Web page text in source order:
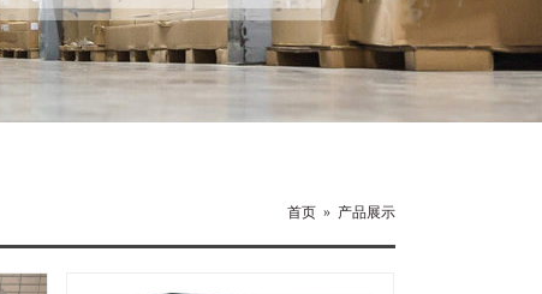
首页 » 产品展示